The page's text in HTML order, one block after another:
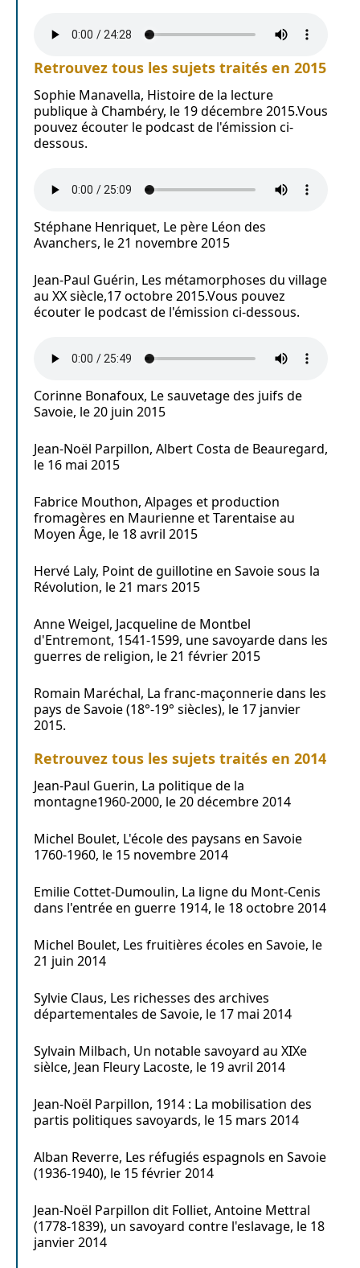
Retrouvez tous les sujets traités en 2015
Sophie Manavella, Histoire de la lecture
publique à Chambéry, le 19 décembre 2015.Vous
pouvez écouter le podcast de l'émission ci-
dessous.
Stéphane Henriquet, Le père Léon des
Avanchers, le 21 novembre 2015
Jean-Paul Guérin, Les métamorphoses du village
au XX siècle,17 octobre 2015.Vous pouvez
écouter le podcast de l'émission ci-dessous.
Corinne Bonafoux, Le sauvetage des juifs de
Savoie, le 20 juin 2015
Jean-Noël Parpillon, Albert Costa de Beauregard,
le 16 mai 2015
Fabrice Mouthon, Alpages et production
fromagères en Maurienne et Tarentaise au
Moyen Âge, le 18 avril 2015
Hervé Laly, Point de guillotine en Savoie sous la
Révolution, le 21 mars 2015
Anne Weigel, Jacqueline de Montbel
d'Entremont, 1541-1599, une savoyarde dans les
guerres de religion, le 21 février 2015
Romain Maréchal, La franc-maçonnerie dans les
pays de Savoie (18°-19° siècles), le 17 janvier
2015.
Retrouvez tous les sujets traités en 2014
Jean-Paul Guerin, La politique de la
montagne1960-2000, le 20 décembre 2014
Michel Boulet, L'école des paysans en Savoie
1760-1960, le 15 novembre 2014
Emilie Cottet-Dumoulin, La ligne du Mont-Cenis
dans l'entrée en guerre 1914, le 18 octobre 2014
Michel Boulet, Les fruitières écoles en Savoie, le
21 juin 2014
Sylvie Claus, Les richesses des archives
départementales de Savoie, le 17 mai 2014
Sylvain Milbach, Un notable savoyard au XIXe
sièlce, Jean Fleury Lacoste, le 19 avril 2014
Jean-Noël Parpillon, 1914 : La mobilisation des
partis politiques savoyards, le 15 mars 2014
Alban Reverre, Les réfugiés espagnols en Savoie
(1936-1940), le 15 février 2014
Jean-Noël Parpillon dit Folliet, Antoine Mettral
(1778-1839), un savoyard contre l'eslavage, le 18
janvier 2014